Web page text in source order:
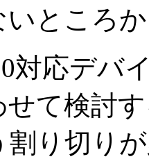
いところ
対応デバ
て検討
り切り